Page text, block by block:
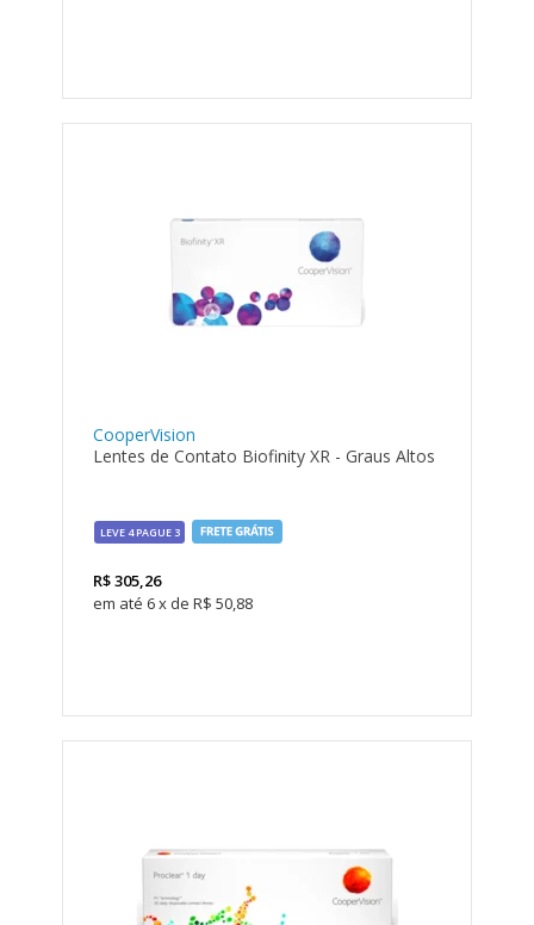
LEVE 4 PAGUE 3
CooperVision
Lentes de Contato Biofinity XR - Graus Altos
R$305,26
6x de R$ 50,88